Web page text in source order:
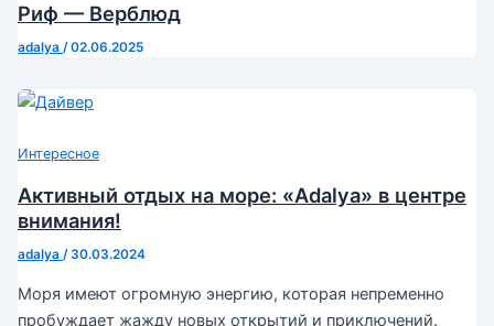
Риф — Верблюд
adalya /02.06.2025
Интересное
Активный отдых на море: «Adalya» в центре
внимания!
adalya /30.03.2024
Моря имеют огромную энергию, которая непременно
пробуждает жажду новых открытий и приключений.